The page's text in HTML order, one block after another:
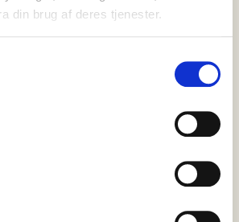
din brug af deres tjenester.